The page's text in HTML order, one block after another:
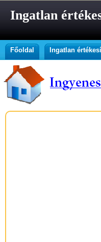
Ingatlan
Főoldal Ingatlan